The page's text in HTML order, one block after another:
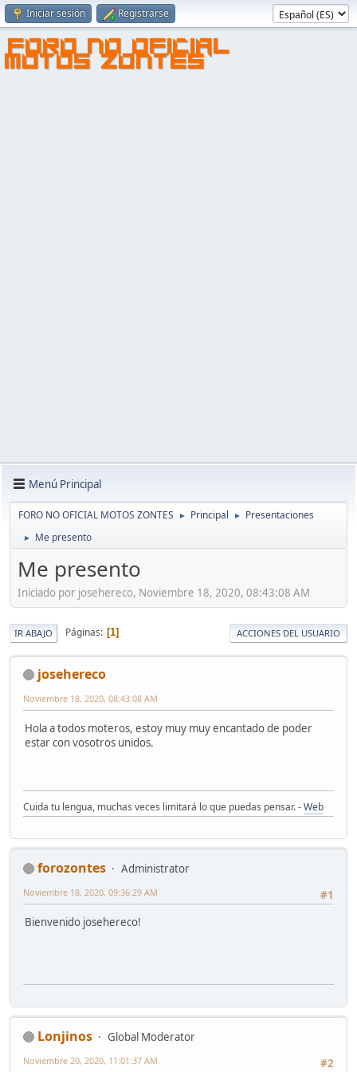
Iniciar sesión Registrarse
FORO NO OFICIAL
MOTOS ZONTES
Menú Principal
FORO NO OFICIAL MOTOS ZONTES ► Principal ► Presentaciones
► Me presento
Me presento
Iniciado por josehereco, Noviembre 18, 2020, 08:43:08 AM
IR ABAJO Páginas 1 ACCIONES DEL USUARIO
josehereco
Noviembre 18, 2020, 08:43:08 AM
Hola a todos moteros, estoy muy muy encantado de poder
estar con vosotros unidos.
Cuida tu lengua, muchas veces limitará lo que puedas pensar. -Web
forozontes
Administrator
#1
Noviembre 18, 2020, 09:36:29 AM
Bienvenido josehereco!
Lonjinos
Global Moderator
#2
Noviembre 20, 2020, 11:01:37 AM